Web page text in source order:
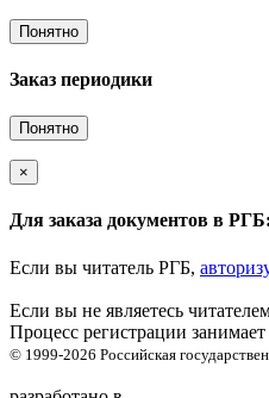
Понятно
Заказ периодики
Понятно
×
Для заказа документов в РГБ:
Если вы читатель РГБ,
Если вы не являетесь
Процесс регистрации
© 1999-2026 Российская